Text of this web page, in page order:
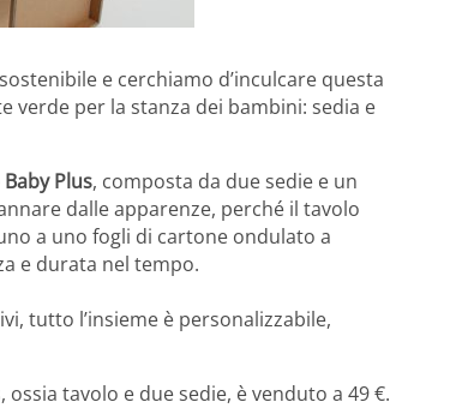
e cerchiamo d’inculcare questa
verde per la stanza dei bambini: sedia e
Plus, composta da due sedie e un
dalle apparenze, perché il tavolo
a uno fogli di cartone ondulato a
e durata nel tempo.
tutto l’insieme è personalizzabile,
tavolo e due sedie, è venduto a 49 €.